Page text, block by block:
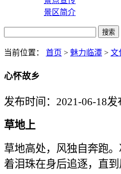
景区简介
当前位置： 首页 > 魅力临潭 > 文
心怀故乡
发布时间：2021-06-18发
草地上
草地高处，风独自奔跑
着泪珠在身后追逐，直